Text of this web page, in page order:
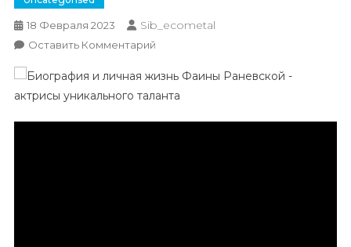
18 Февраля 2023 Sib_ecometal
Оставить КомментарийК
И
Личная